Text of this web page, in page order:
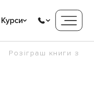
Курси
Розіграш книги з